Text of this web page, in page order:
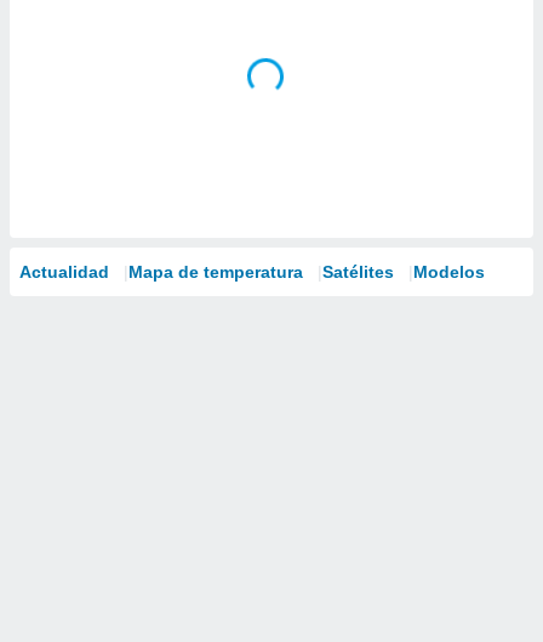
Actualidad Mapa de temperatura Satélites Modelos